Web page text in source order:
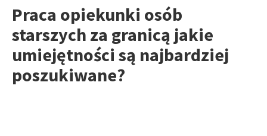
Praca opiekunki osób
starszych za granicą jakie
umiejętności są najbardziej
poszukiwane?